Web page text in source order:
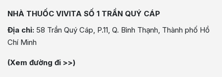
NHÀ THUỐC VIVITA SỐ 1 TRẦN QUÝ CÁP
Địa chỉ: 58 Trần Quý Cáp, P.11, Q. Bình Thạnh, Thành phố Hồ
Chí Minh
(Xem đường đi >>)